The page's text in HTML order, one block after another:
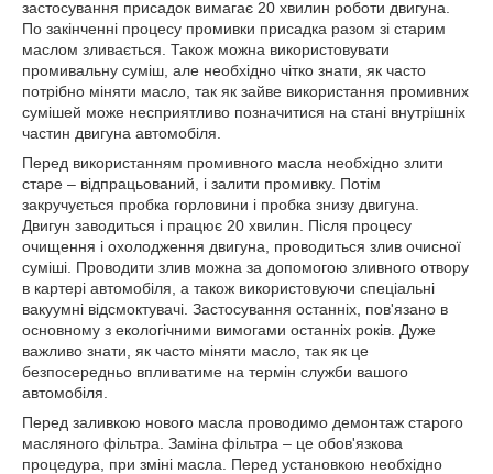
застосування присадок вимагає 20 хвилин роботи двигуна.
По закінченні процесу промивки присадка разом зі старим
маслом зливається. Також можна використовувати
промивальну суміш, але необхідно чітко знати, як часто
потрібно міняти масло, так як зайве використання промивних
сумішей може несприятливо позначитися на стані внутрішніх
частин двигуна автомобіля.
Перед використанням промивного масла необхідно злити
старе – відпрацьований, і залити промивку. Потім
закручується пробка горловини і пробка знизу двигуна.
Двигун заводиться і працює 20 хвилин. Після процесу
очищення і охолодження двигуна, проводиться злив очисної
суміші. Проводити злив можна за допомогою зливного отвору
в картері автомобіля, а також використовуючи спеціальні
вакуумні відсмоктувачі. Застосування останніх, пов'язано в
основному з екологічними вимогами останніх років. Дуже
важливо знати, як часто міняти масло, так як це
безпосередньо впливатиме на термін служби вашого
автомобіля.
Перед заливкою нового масла проводимо демонтаж старого
масляного фільтра. Заміна фільтра – це обов'язкова
процедура, при зміні масла. Перед установкою необхідно